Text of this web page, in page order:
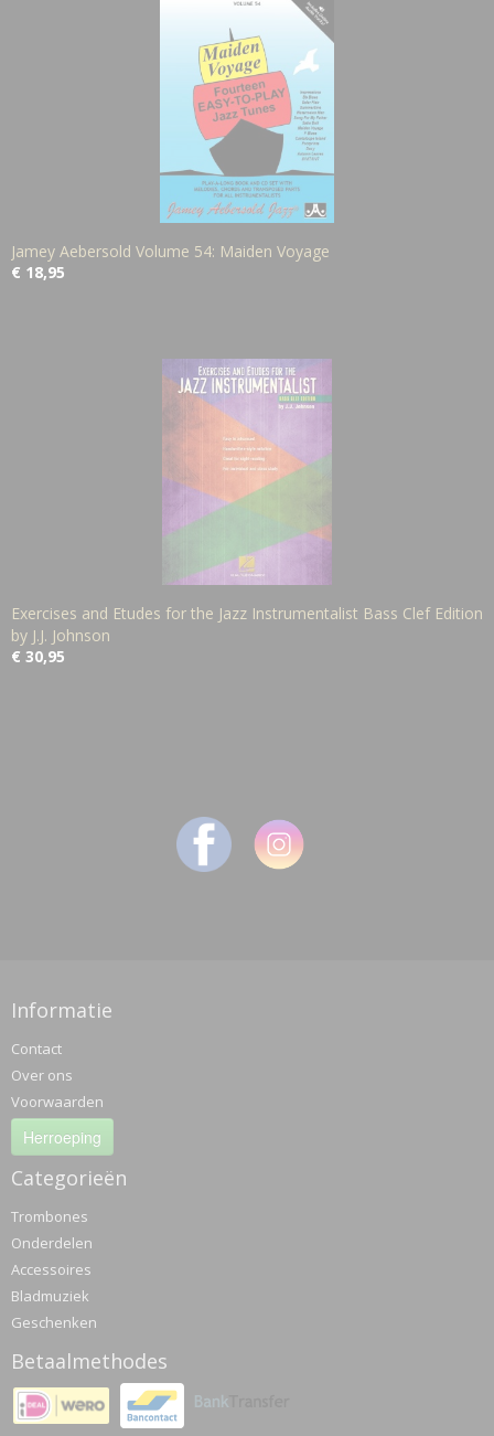
Jamey Aebersold Volume 54: Maiden Voyage
€ 18,95
Exercises and Etudes for the Jazz Instrumentalist Bass Clef Edition
by J.J. Johnson
€ 30,95
Informatie
Contact
Over ons
Voorwaarden
Herroeping
Categorieën
Trombones
Onderdelen
Accessoires
Bladmuziek
Geschenken
Betaalmethodes